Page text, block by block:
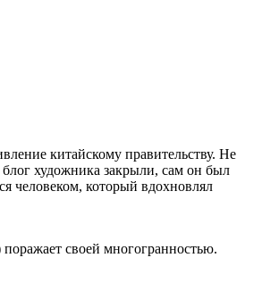
китайскому правительству. Не
блог художника закрыли, сам он был
человеком, который вдохновлял
своей многогранностью.